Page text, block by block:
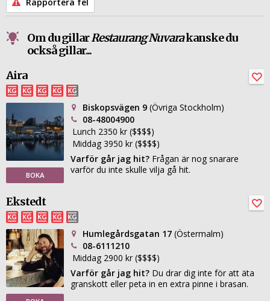
Rapportera fel
Om du gillarRestaurang Nuvarakanske du
också gillar...
Aira
BOKA
Biskopsvägen 9 (Övriga Stockholm)
08-48004900
Lunch 2350 kr ($$$$)
Middag 3950 kr ($$$$)
Varför går jag hit? Frågan är nog snarare
varför du inte skulle vilja gå hit.
Ekstedt
Humlegårdsgatan 17 (Östermalm)
08-6111210
Middag 2900 kr ($$$$)
Varför går jag hit? Du drar dig inte för att äta
granskott eller peta in en extra pinne i brasan.